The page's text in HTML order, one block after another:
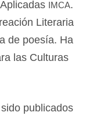
imca.
Literaria
de poesía. Ha
las Culturas
publicados